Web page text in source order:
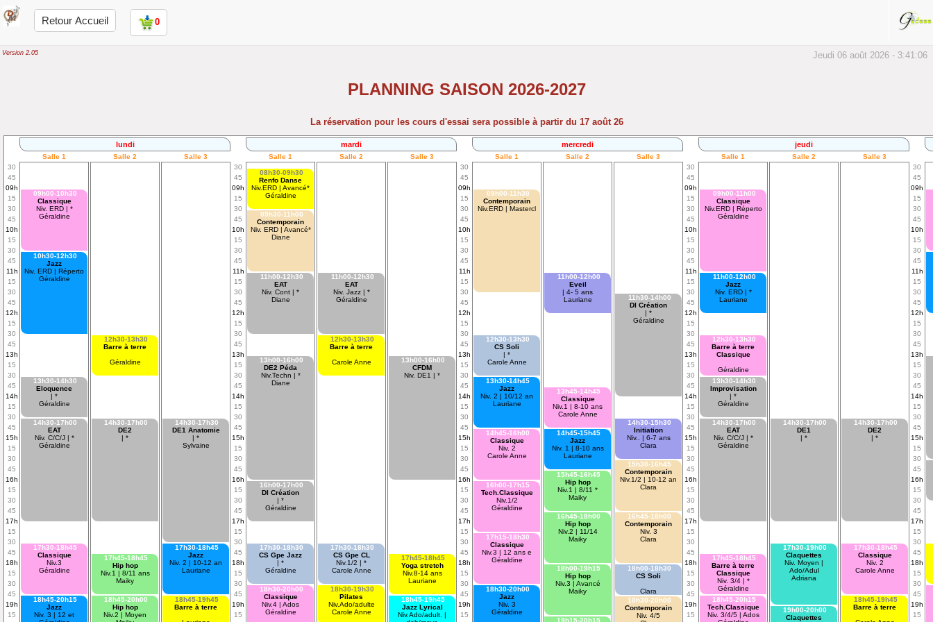
Retour Accueil 0
Version 2.05 Jeudi 06 août 2026 - 3:41:06
PLANNING SAISON 2026-2027
La réservation pour les cours d'essai sera possible à partir du 17 août 26
lundi mardi mercredi jeudi
Salle 1 Salle 2 Salle 3 Salle 1 Salle 2 Salle 3 Salle 1 Salle 2 Salle 3 Salle 1 Salle 2
Salle 3
30
45
09h
15
30
45
10h
15
30
45
11h
15
30
45
12h
15
30
45
13h
15
30
45
14h
15
30
45
15h
15
30
45
16h
15
30
45
17h
15
30
45
18h
15
30
45
19h
15
09h00-10h30
Classique
Niv. ERD | *
Géraldine
10h30-12h30
Jazz
Niv. ERD | Réperto
Géraldine
13h30-14h30
Eloquence
| *
Géraldine
14h30-17h00
EAT
Niv. C/C/J | *
Géraldine
17h30-18h45
Classique
Niv.3
Géraldine
18h45-20h15
Jazz
Niv. 3 | 12 et
12h30-13h30
Barre à terre
Géraldine
14h30-17h00
DE2
| *
17h45-18h45
Hip hop
Niv.1 | 8/11 ans
Maiky
18h45-20h00
Hip hop
Niv.2 | Moyen
14h30-17h30
DE1 Anatomie
| *
Sylvaine
17h30-18h45
Jazz
Niv. 2 | 10-12 an
Lauriane
18h45-19h45
Barre à terre
30
45
09h
15
30
45
10h
15
30
45
11h
15
30
45
12h
15
30
45
13h
15
30
45
14h
15
30
45
15h
15
30
45
16h
15
30
45
17h
15
30
45
18h
15
30
45
19h
15
08h30-09h30
Renfo Danse
Niv.ERD | Avancé*
Géraldine
09h30-11h00
Contemporain
Niv. ERD | Avancé*
Diane
11h00-12h30
EAT
Niv. Cont | *
Diane
13h00-16h00
DE2 Péda
Niv.Techn | *
Diane
16h00-17h00
DI Création
| *
Géraldine
17h30-18h30
CS Gpe Jazz
| *
Géraldine
18h30-20h00
Classique
Niv.4 | Ados
Géraldine
11h00-12h30
EAT
Niv. Jazz | *
Géraldine
12h30-13h30
Barre à terre
Carole Anne
17h30-18h30
CS Gpe CL
Niv.1/2 | *
Carole Anne
18h30-19h30
Pilates
Niv.Ado/adulte
Carole Anne
13h00-16h00
CFDM
Niv. DE1 | *
17h45-18h45
Yoga stretch
Niv.8-14 ans
Lauriane
18h45-19h45
Jazz Lyrical
Niv.Ado/adult. |
30
45
09h
15
30
45
10h
15
30
45
11h
15
30
45
12h
15
30
45
13h
15
30
45
14h
15
30
45
15h
15
30
45
16h
15
30
45
17h
15
30
45
18h
15
30
45
19h
15
09h00-11h30
Contemporain
Niv.ERD | Mastercl
12h30-13h30
CS Soli
| *
Carole Anne
13h30-14h45
Jazz
Niv. 2 | 10/12 an
Lauriane
14h45-16h00
Classique
Niv. 2
Carole Anne
16h00-17h15
Tech.Classique
Niv.1/2
Géraldine
17h15-18h30
Classique
Niv.3 | 12 ans e
Géraldine
18h30-20h00
Jazz
Niv. 3
Géraldine
11h00-12h00
Eveil
| 4- 5 ans
Lauriane
13h45-14h45
Classique
Niv.1 | 8-10 ans
Carole Anne
14h45-15h45
Jazz
Niv. 1 | 8-10 ans
Lauriane
15h45-16h45
Hip hop
Niv.1 | 8/11 *
Maiky
16h45-18h00
Hip hop
Niv.2 | 11/14
Maiky
18h00-19h15
Hip hop
Niv.3 | Avancé
Maiky
19h15-20h15
11h30-14h00
DI Création
| *
Géraldine
14h30-15h30
Initiation
Niv.. | 6-7 ans
Clara
15h30-16h45
Contemporain
Niv.1/2 | 10-12 an
Clara
16h45-18h00
Contemporain
Niv. 3
Clara
18h00-18h30
CS Soli
Clara
18h30-20h00
Contemporain
Niv. 4/5
30
45
09h
15
30
45
10h
15
30
45
11h
15
30
45
12h
15
30
45
13h
15
30
45
14h
15
30
45
15h
15
30
45
16h
15
30
45
17h
15
30
45
18h
15
30
45
19h
15
09h00-11h00
Classique
Niv.ERD | Réperto
Géraldine
11h00-12h00
Jazz
Niv. ERD | *
Lauriane
12h30-13h30
Barre à terre
Classique
Géraldine
13h30-14h30
Improvisation
| *
Géraldine
14h30-17h00
EAT
Niv. C/C/J | *
Géraldine
17h45-18h45
Barre à terre
Classique
Niv. 3/4 | *
Géraldine
18h45-20h15
Tech.Classique
Niv. 3/4/5 | Ados
14h30-17h00
DE1
| *
17h30-19h00
Claquettes
Niv. Moyen |
Ado/Adul
Adriana
19h00-20h00
Claquettes
14h30-17h00
DE2
| *
17h30-18h45
Classique
Niv. 2
Carole Anne
18h45-19h45
Barre à terre
30
45
09h
15
30
45
10h
15
30
45
11h
15
30
45
12h
15
30
45
13h
15
30
45
14h
15
30
45
15h
15
30
45
16h
15
30
45
17h
15
30
45
18h
15
30
45
19h
15